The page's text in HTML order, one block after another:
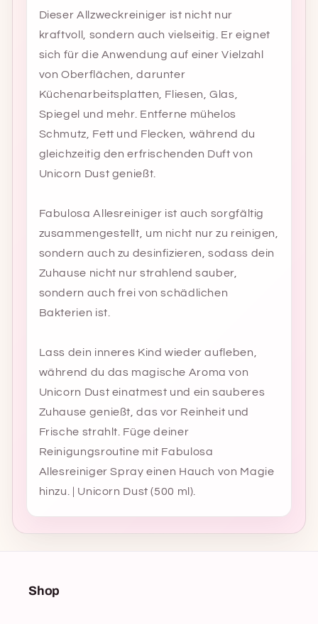
Dieser Allzweckreiniger ist nicht nur
kraftvoll, sondern auch vielseitig. Er eignet
sich für die Anwendung auf einer Vielzahl
von Oberflächen, darunter
Küchenarbeitsplatten, Fliesen, Glas,
Spiegel und mehr. Entferne mühelos
Schmutz, Fett und Flecken, während du
gleichzeitig den erfrischenden Duft von
Unicorn Dust genießt.
Fabulosa Allesreiniger ist auch sorgfältig
zusammengestellt, um nicht nur zu reinigen,
sondern auch zu desinfizieren, sodass dein
Zuhause nicht nur strahlend sauber,
sondern auch frei von schädlichen
Bakterien ist.
Lass dein inneres Kind wieder aufleben,
während du das magische Aroma von
Unicorn Dust einatmest und ein sauberes
Zuhause genießt, das vor Reinheit und
Frische strahlt. Füge deiner
Reinigungsroutine mit Fabulosa
Allesreiniger Spray einen Hauch von Magie
hinzu. | Unicorn Dust (500 ml).
Shop